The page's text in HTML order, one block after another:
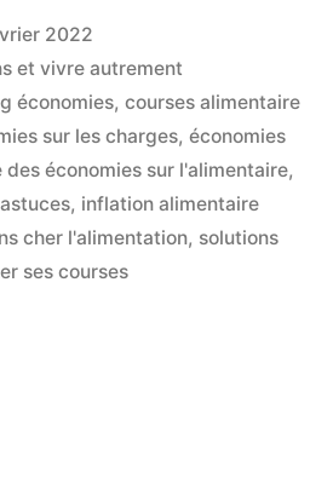
Alimentaire
A
Petit
Prix,
Pour
Plusieurs
2022
et vivre autrement
économies, courses alimentaire
sur les charges, économies
des économies sur l'alimentaire,
, inflation alimentaire
cher l'alimentation, solutions
ses courses